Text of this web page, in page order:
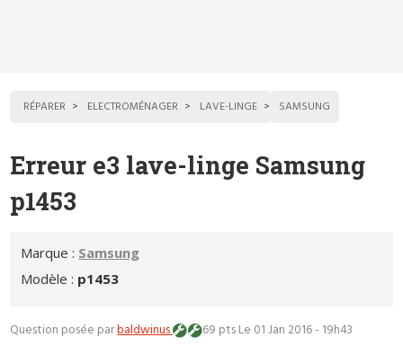
RÉPARER ELECTROMÉNAGER LAVE-LINGE SAMSUNG
Erreur e3 lave-linge Samsung
p1453
Marque : Samsung
Modèle : p1453
Question posée parbaldwinus 69 ptsLe 01 Jan 2016 - 19h43